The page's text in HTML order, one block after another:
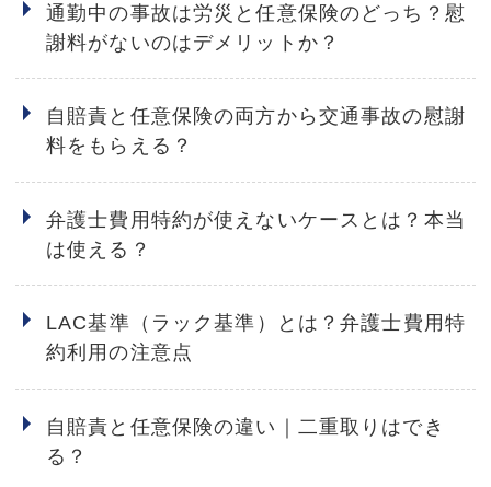
通勤中の事故は労災と任意保険のどっち？慰
謝料がないのはデメリットか？
自賠責と任意保険の両方から交通事故の慰謝
料をもらえる？
弁護士費用特約が使えないケースとは？本当
は使える？
LAC基準（ラック基準）とは？弁護士費用特
約利用の注意点
自賠責と任意保険の違い｜二重取りはでき
る？